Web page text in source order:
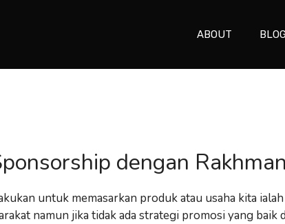
ABOUT
dengan
untuk memasarkan produk atau usaha kita
namun jika tidak ada strategi promosi yang